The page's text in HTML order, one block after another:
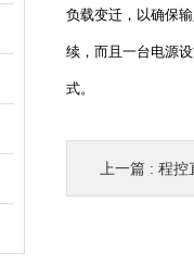
负载变迁，以确保
续，而且一台电源
式。
上一篇 : 程控